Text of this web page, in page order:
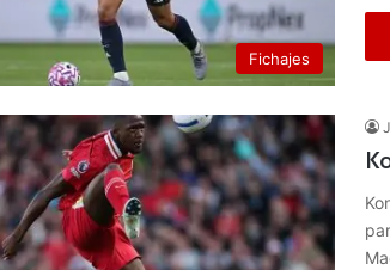
Fichajes